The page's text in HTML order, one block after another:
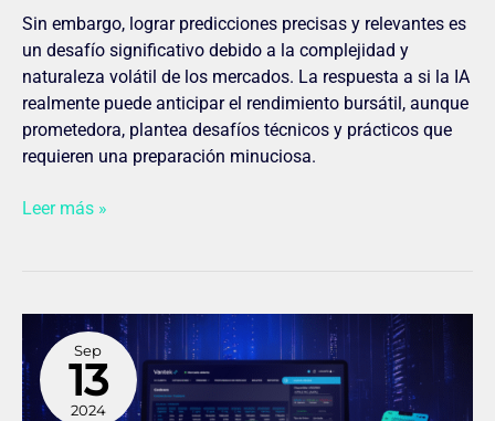
Sin embargo, lograr predicciones precisas y relevantes es
un desafío significativo debido a la complejidad y
naturaleza volátil de los mercados. La respuesta a si la IA
realmente puede anticipar el rendimiento bursátil, aunque
prometedora, plantea desafíos técnicos y prácticos que
requieren una preparación minuciosa.
Leer más »
Sep
13
2024
transformación
digital
en